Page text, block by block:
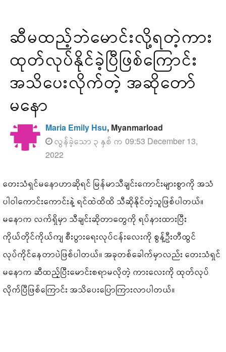
ဆီမထည့်ဘဲမောင်းလို့ရတဲ့ကား
ထုတ်လုပ်နိုင်ခဲ့ပြီဖြစ်ကြောင်း
အသိပေးလိုက်တဲ့ အဆိုတော်
မနော
Maria Emily Hsu, Myanmarload
လွန်ခဲ့သော ၃ နှစ် က 09:53 December 13,
2022
တေးသံရှင်မနောဟာဆိုရင် မြန်မာသီချင်းကောင်းများစွာကို အသံ
ပါဝါကောင်းကောင်းနဲ့ ရင်ထဲထိထိ သီဆိုနိုင်တဲ့သူဖြစ်ပါတယ်။
မနောက လက်ရှိမှာ သီချင်းဆိုတာတွေကို ရပ်နားထားပြီး
ကိုယ်တိုင်ကိုယ်ကျ စီးပွားရေးလုပ်ငန်းလေးကို စွန့်ဦးတီထွင်
လုပ်ကိုင်နေတာပဲဖြစ်ပါတယ်။ အခုတစ်ခေါက်မှာလည်း တေးသံရှင်
မနောက ဆီထည့်ပြီးမောင်းစရာမလိုတဲ့ ကားလေးကို ထုတ်လုပ်
လိုက်ပြီဖြစ်ကြောင်း အသိပေးပြောကြားလာပါတယ်။